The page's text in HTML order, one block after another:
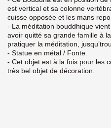
est vertical et sa colonne
cuisse opposée et les mans
- La méditation bouddhique
avoir quitté sa grande famille à
pratiquer la méditation,
- Statue en métal / Fonte.
- Cet objet est à la fois pour les
très bel objet de décoration.